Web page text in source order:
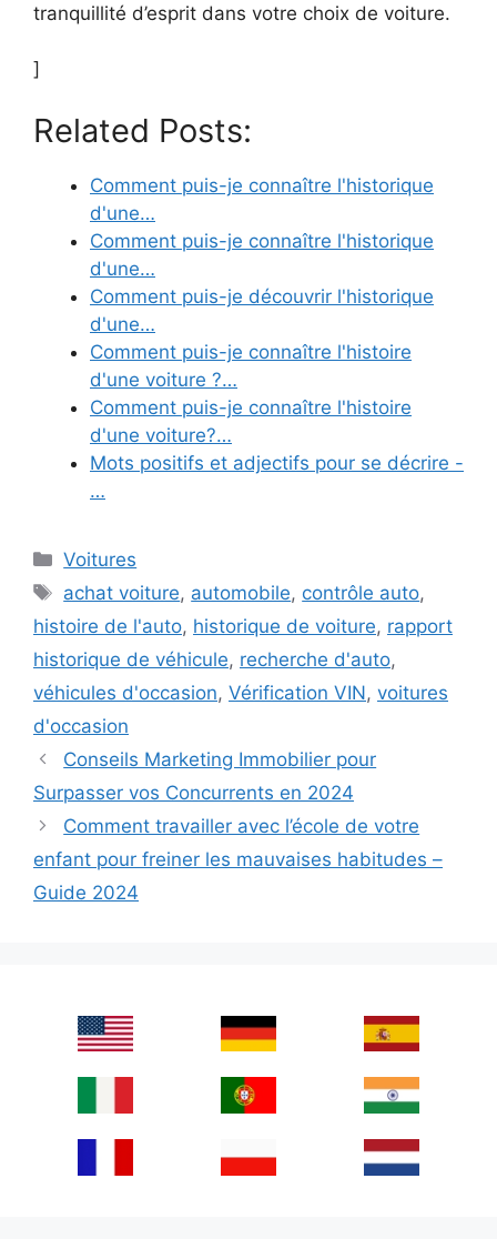
tranquillité d’esprit dans votre choix de voiture.
]
Related Posts:
Comment puis-je connaître l'historique
d'une…
Comment puis-je connaître l'historique
d'une…
Comment puis-je découvrir l'historique
d'une…
Comment puis-je connaître l'histoire
d'une voiture ?…
Comment puis-je connaître l'histoire
d'une voiture?…
Mots positifs et adjectifs pour se décrire -
…
Categories
Voitures
Tags
achat voiture, automobile, contrôle auto,
histoire de l'auto, historique de voiture, rapport
historique de véhicule, recherche d'auto,
véhicules d'occasion, Vérification VIN, voitures
d'occasion
Conseils Marketing Immobilier pour
Surpasser vos Concurrents en 2024
Comment travailler avec l’école de votre
enfant pour freiner les mauvaises habitudes –
Guide 2024